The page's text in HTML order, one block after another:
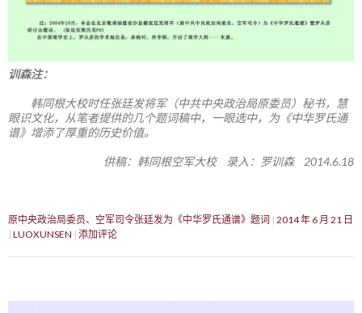
训森注：
韩同根大校时任张廷发将军（中共中央政治局原委员）秘书，慧
眼识文化，从笔者提供的几个题词稿中，一眼选中，为《中华罗氏通
谱》增添了厚重的历史价值。
供稿：韩同根空军大校 录入：罗训森 2014.6.18
原中央政治局委员、空军司令张廷发为《中华罗氏通谱》题词 2014 年 6 月 21 日
LUOXUNSEN 添加评论